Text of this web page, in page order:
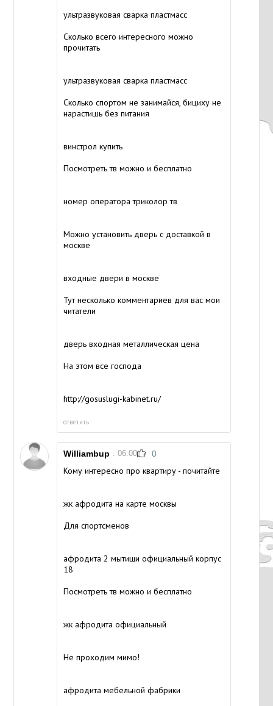
ультразвуковая сварка пластмасс
Сколько всего интересного можно
прочитать
ультразвуковая сварка пластмасс
Сколько спортом не занимайся, бициху не
нарастишь без питания
винстрол купить
Посмотреть тв можно и бесплатно
номер оператора триколор тв
Можно установить дверь с доставкой в
москве
входные двери в москве
Тут несколько комментариев для вас мои
читатели
дверь входная металлическая цена
На этом все господа
http://gosuslugi-kabinet.ru/
ответить
Williambup : 06:00 0
Кому интересно про квартиру - почитайте
жк афродита на карте москвы
Для спортсменов
афродита 2 мытищи официальный корпус
18
Посмотреть тв можно и бесплатно
жк афродита официальный
Не проходим мимо!
афродита мебельной фабрики